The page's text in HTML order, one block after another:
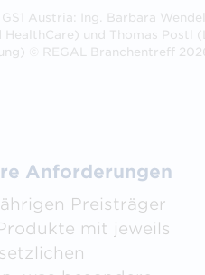
Austria: Ing. Barbara
HealthCare) und Thomas Postl
© REGAL Branchentreff
Anforderungen
Preisträger
mit jeweils